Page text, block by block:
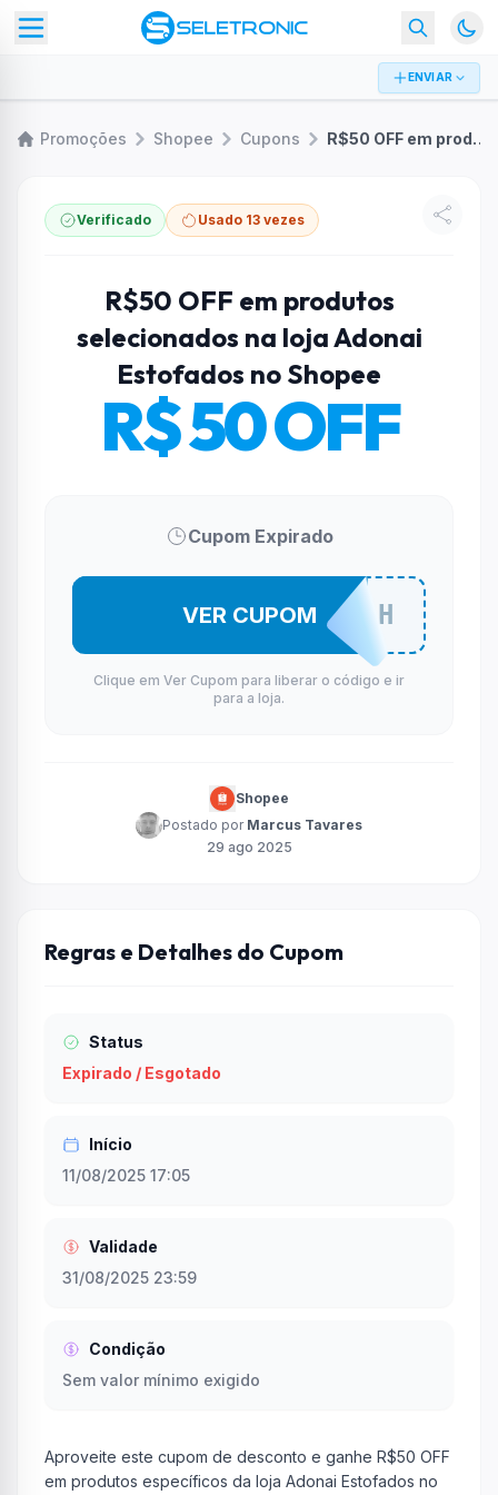
ENVIAR
Promoções Shopee Cupons R$50 OFF em produtos selecionados na loja Adonai Estofados no Shopee
Verificado Usado 13 vezes
R$50 OFF em produtos
selecionados na loja Adonai
Estofados no Shopee
R$ 50 OFF
Cupom Expirado
ADONAI50H
VER CUPOM
Clique em Ver Cupom para liberar o código e ir
para a loja.
Shopee
Postado por Marcus Tavares
29 ago 2025
Regras e Detalhes do Cupom
Status
Expirado / Esgotado
Início
11/08/2025 17:05
Validade
31/08/2025 23:59
Condição
Sem valor mínimo exigido
Aproveite este cupom de desconto e ganhe R$50 OFF
em produtos específicos da loja Adonai Estofados no